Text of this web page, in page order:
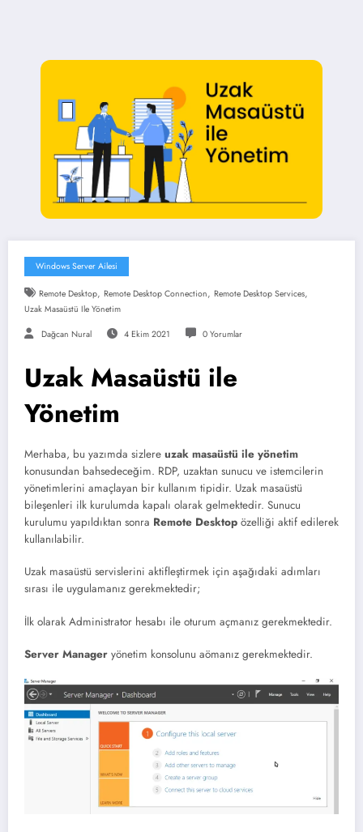
Windows Server Ailesi
Remote Desktop, Remote Desktop Connection, Remote Desktop Services,
Uzak Masaüstü Ile Yönetim
Dağcan Nural 4 Ekim 2021 0 Yorumlar
Uzak Masaüstü ile
Yönetim
Merhaba, bu yazımda sizlere uzak masaüstü ile yönetim
konusundan bahsedeceğim. RDP, uzaktan sunucu ve istemcilerin
yönetimlerini amaçlayan bir kullanım tipidir. Uzak masaüstü
bileşenleri ilk kurulumda kapalı olarak gelmektedir. Sunucu
kurulumu yapıldıktan sonra Remote Desktop özelliği aktif edilerek
kullanılabilir.
Uzak masaüstü servislerini aktifleştirmek için aşağıdaki adımları
sırası ile uygulamanız gerekmektedir;
İlk olarak Administrator hesabı ile oturum açmanız gerekmektedir.
Server Manager yönetim konsolunu aömanız gerekmektedir.